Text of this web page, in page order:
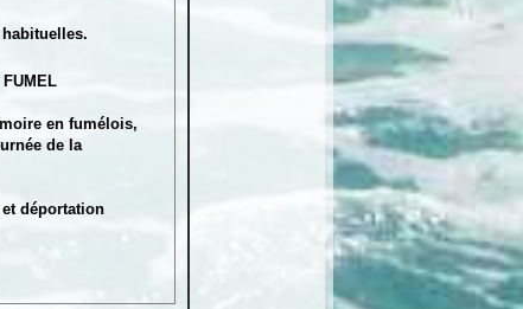
en fumélois,
de la
déportation